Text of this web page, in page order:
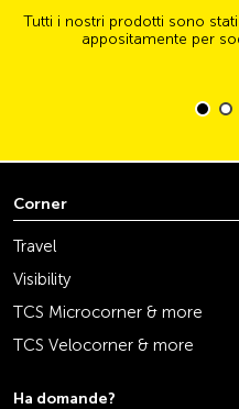
Tutti i nostri prodotti sono
appositamente per
Corner
Travel
Visibility
TCS Microcorner & more
TCS Velocorner & more
Ha domande?